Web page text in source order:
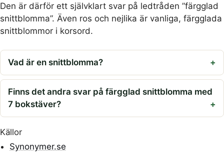
Den är därför ett självklart svar på ledtråden ”färgglad
snittblomma”. Även ros och nejlika är vanliga, färgglada
snittblommor i korsord.
Vad är en snittblomma?
Finns det andra svar på färgglad snittblomma med
7 bokstäver?
Källor
Synonymer.se